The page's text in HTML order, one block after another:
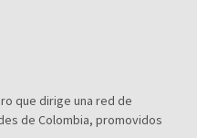
que dirige una red de
de Colombia, promovidos